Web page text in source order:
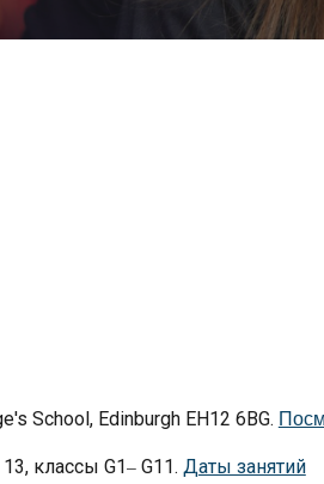
School, Edinburgh EH12 6BG.
, классы G1– G11. Даты занятий